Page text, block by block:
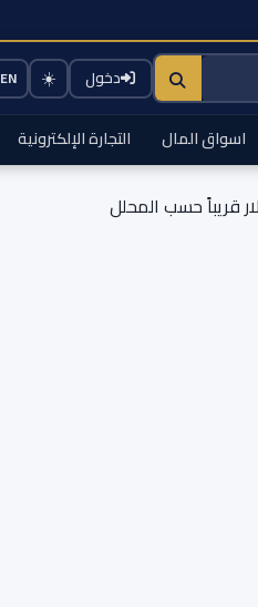
دخول ☀️
EN
اسواق المال التجارة الإلكترونية